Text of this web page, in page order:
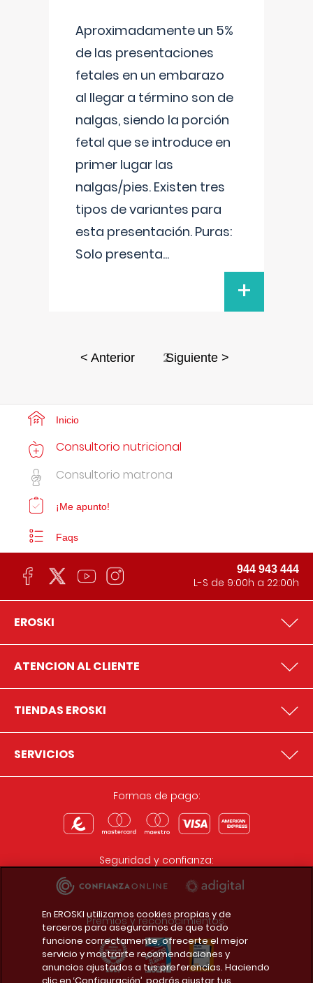
Aproximadamente un 5%
de las presentaciones
fetales en un embarazo
al llegar a término son de
nalgas, siendo la porción
fetal que se introduce en
primer lugar las
nalgas/pies. Existen tres
tipos de variantes para
esta presentación. Puras:
Solo presenta...
+
< Anterior 2Siguiente >
Inicio
Consultorio nutricional
Consultorio matrona
¡Me apunto!
Faqs
944 943 444
L-S de 9:00h a 22:00h
EROSKI
ATENCION AL CLIENTE
TIENDAS EROSKI
SERVICIOS
Formas de pago:
Seguridad y confianza:
Premios y reconocimientos:
En EROSKI utilizamos cookies propias y de
terceros para asegurarnos de que todo
funcione correctamente, ofrecerte el mejor
servicio y mostrarte recomendaciones y
anuncios ajustados a tus preferencias. Haciendo
clic en ‘Configuración’, podrás ajustar tus